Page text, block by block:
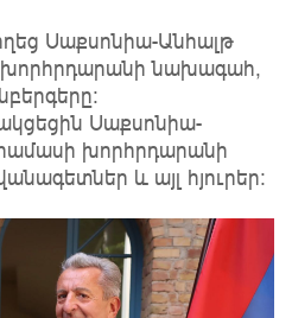
Սաքսոնիա-Անհալթ
խորհրդարանի նախագահ,
Սաքսոնիա-
խորհրդարանի
և այլ հյուրեր։